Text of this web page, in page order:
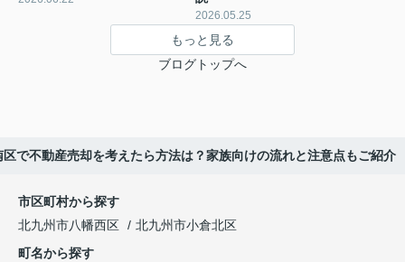
2026.05.25
もっと見る
ブログトップへ
で不動産売却を考えたら方法は？家族向けの流れと注意点もご紹介
市区町村から探す
北九州市八幡西区
北九州市小倉北区
町名から探す